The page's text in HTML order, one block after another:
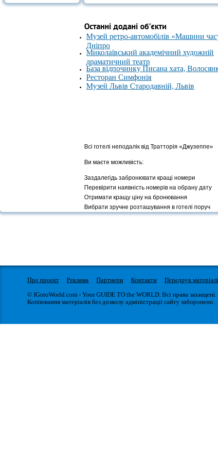
Останні додані об'єкти
Музей ретро-автомобілів «Машини
Дніпро
Миколаївський академічний художній
драматичний театр
База відпочинку Писана хата,
Ресторан Симфонія
Музей Львів Стародавній, Львів
Всі готелі неподалік від Тратторія «Джузеппе»
Ви маєте можливість:
Заздалегідь забронювати кращі номери
Перевірити наявність номерів на обрану дату
Отримати кращу ціну на бронювання
Вибрати зручне розташування в готелі поруч
Про проект Реклама Партнери Контакти
Передрук
© IGotoWorld.com - Your GUIDE TO the WORLD. Всі права захищені.
Копіювання матеріалів без дозволу адміністрації сайту заборонено.